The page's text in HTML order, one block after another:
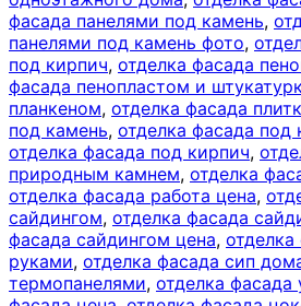
фасада панелями под камень,
панелями под камень фото,
под кирпич, отделка фасада
фасада пенопластом и
планкеном, отделка фасада
под камень, отделка фасада под
отделка фасада под кирпич,
природным камнем, отделка
отделка фасада работа цена,
сайдингом, отделка фасада
фасада сайдингом цена,
руками, отделка фасада сип
термопанелями, отделка фасада